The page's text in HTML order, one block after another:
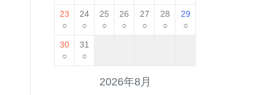
2026年8月
23
○
24
○
25
○
26
○
27
○
28
○
29
○
30
○
31
○